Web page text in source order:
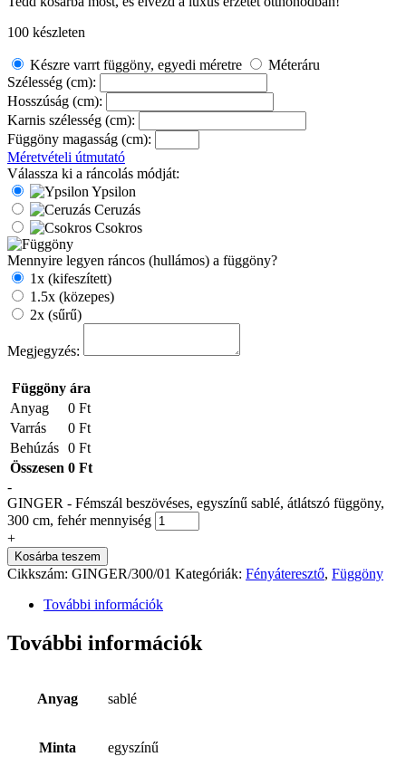
100 készleten
Készre varrt függöny, egyedi méretre
Méteráru
Szélesség (cm):
Hosszúság (cm):
Karnis szélesség (cm):
Függöny magasság (cm):
Méretvételi útmutató
Válassza ki a ráncolás módját:
Ypsilon
Ceruzás
Csokros
Mennyire legyen ráncos (hullámos) a függöny?
1x (kifeszített)
1.5x (közepes)
2x (sűrű)
Megjegyzés:
Függöny ára
Anyag
0 Ft
Varrás
0 Ft
Behúzás 0 Ft
Összesen 0 Ft
-
GINGER - Fémszál beszövéses, egyszínű sablé, átlátszó függöny,
300 cm, fehér mennyiség
+
Kosárba teszem
Cikkszám: GINGER/300/01 Kategóriák: Fényáteresztő, Függöny
További információk
További információk
Anyag sablé
Minta egyszínű